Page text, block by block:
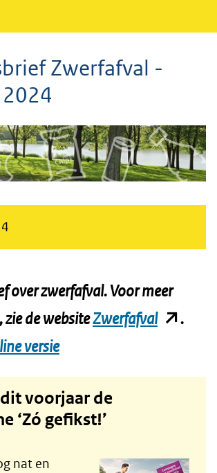
Zwerfafval -
over zwerfafval. Voor meer
de websiteZwerfafval(opent
nieuw
naar
.
versie
voorjaar de
‘Zó gefikst!’
nat en